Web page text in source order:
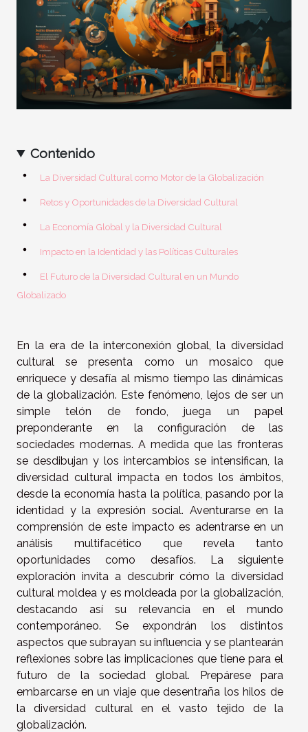
Contenido
La Diversidad Cultural como Motor de la Globalización
Retos y Oportunidades de la Diversidad Cultural
La Economía Global y la Diversidad Cultural
Impacto en la Identidad y las Políticas Culturales
El Futuro de la Diversidad Cultural en un Mundo
Globalizado
En la era de la interconexión global, la diversidad
cultural se presenta como un mosaico que
enriquece y desafía al mismo tiempo las dinámicas
de la globalización. Este fenómeno, lejos de ser un
simple telón de fondo, juega un papel
preponderante en la configuración de las
sociedades modernas. A medida que las fronteras
se desdibujan y los intercambios se intensifican, la
diversidad cultural impacta en todos los ámbitos,
desde la economía hasta la política, pasando por la
identidad y la expresión social. Aventurarse en la
comprensión de este impacto es adentrarse en un
análisis multifacético que revela tanto
oportunidades como desafíos. La siguiente
exploración invita a descubrir cómo la diversidad
cultural moldea y es moldeada por la globalización,
destacando así su relevancia en el mundo
contemporáneo. Se expondrán los distintos
aspectos que subrayan su influencia y se plantearán
reflexiones sobre las implicaciones que tiene para el
futuro de la sociedad global. Prepárese para
embarcarse en un viaje que desentraña los hilos de
la diversidad cultural en el vasto tejido de la
globalización.